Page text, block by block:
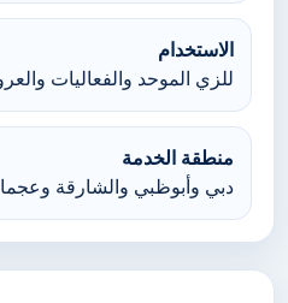
الاستخدام
للزي الموحد والفعاليات
منطقة الخدمة
دبي وأبوظبي والشارقة